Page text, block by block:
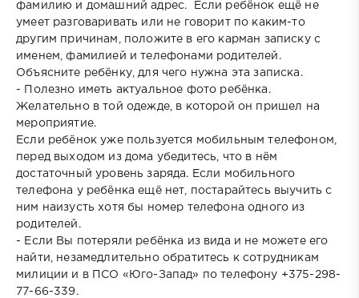
фамилию и домашний адрес. Если ребёнок ещё не
умеет разговаривать или не говорит по каким-то
другим причинам, положите в его карман записку с
именем, фамилией и телефонами родителей.
Объясните ребёнку, для чего нужна эта записка.
- Полезно иметь актуальное фото ребёнка.
Желательно в той одежде, в которой он пришел на
мероприятие.
Если ребёнок уже пользуется мобильным телефоном,
перед выходом из дома убедитесь, что в нём
достаточный уровень заряда. Если мобильного
телефона у ребёнка ещё нет, постарайтесь выучить с
ним наизусть хотя бы номер телефона одного из
родителей.
- Если Вы потеряли ребёнка из вида и не можете его
найти, незамедлительно обратитесь к сотрудникам
милиции и в ПСО «Юго-Запад» по телефону +375-298-
77-66-339.